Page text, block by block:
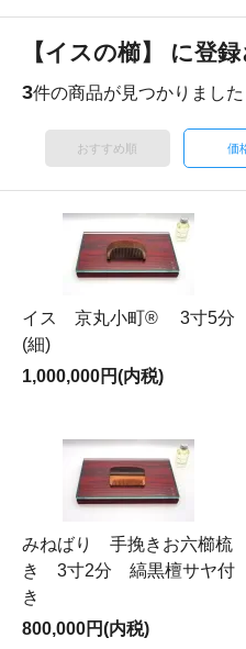
【イスの櫛】 に登
3件の商品が見つかりました
おすすめ順 価
イス 京丸小町® 3寸5分
(細)
1,000,000円(内税)
みねばり 手挽きお六櫛梳
き 3寸2分 縞黒檀サヤ付
き
800,000円(内税)